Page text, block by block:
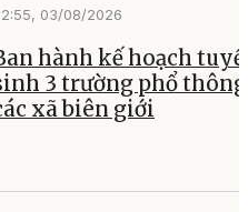
03/08/2026
hành kế hoạch
3 trường phổ
xã biên giới